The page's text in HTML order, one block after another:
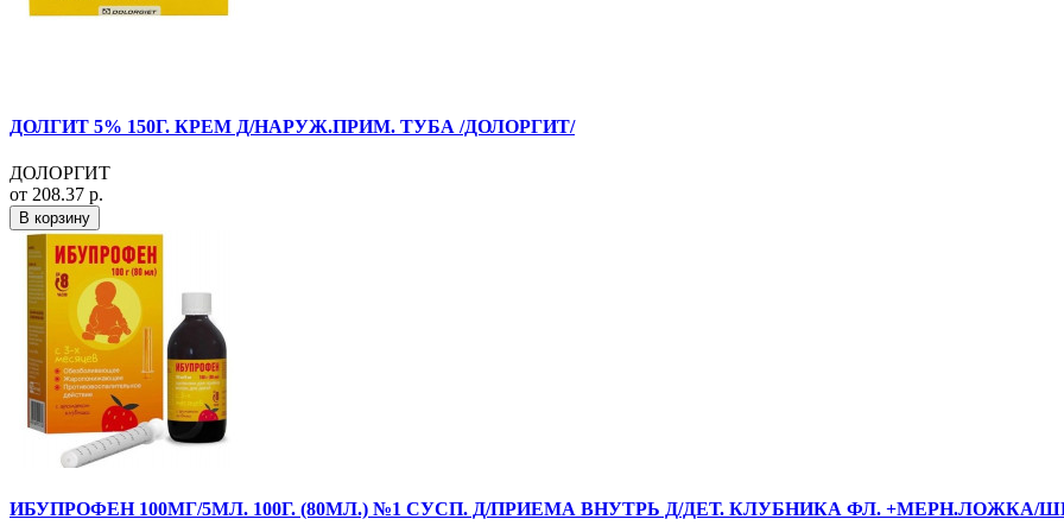
ДОЛГИТ 5% 150Г. КРЕМ Д/НАРУЖ.ПРИМ. ТУБА /ДОЛОРГИТ/
ДОЛОРГИТ
от 208.37 р.
В корзину
ИБУПРОФЕН 100МГ/5МЛ. 100Г. (80МЛ.) №1 СУСП. Д/ПРИЕМА ВНУТРЬ Д/ДЕТ. КЛУБНИКА ФЛ. +МЕРН.ЛОЖКА/